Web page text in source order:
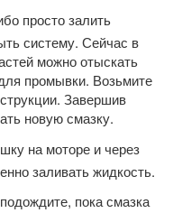
просто залить
систему. Сейчас в
можно отыскать
промывки. Возьмите
Завершив
новую смазку.
на моторе и через
заливать жидкость.
пока смазка